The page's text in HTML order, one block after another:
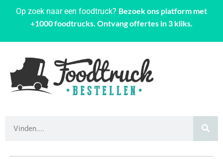
Op zoek naar een foodtruck? Bezoek ons platform met
+1000 foodtrucks. Ontvang offertes in 3 kliks.